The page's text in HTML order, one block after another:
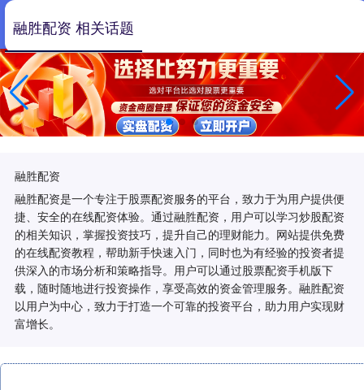
融胜配资
融胜配资是一个专注于股票配资服务的平台，致力于为用户提供便
捷、安全的在线配资体验。通过融胜配资，用户可以学习炒股配资
的相关知识，掌握投资技巧，提升自己的理财能力。网站提供免费
的在线配资教程，帮助新手快速入门，同时也为有经验的投资者提
供深入的市场分析和策略指导。用户可以通过股票配资手机版下
载，随时随地进行投资操作，享受高效的资金管理服务。融胜配资
以用户为中心，致力于打造一个可靠的投资平台，助力用户实现财
富增长。
融胜配资 相关话题